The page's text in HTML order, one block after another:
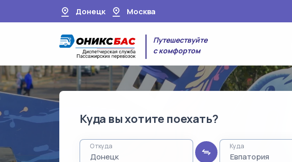
Донецк Москва
Путешествуйте
с комфортом
Куда вы хотите поехать?
Откуда Куда